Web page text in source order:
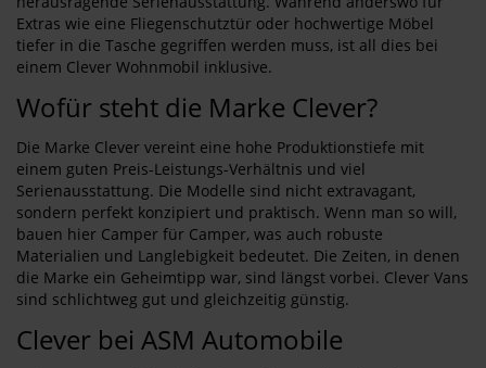
Extras wie eine Fliegenschutztür oder hochwertige Möbel
tiefer in die Tasche gegriffen werden muss, ist all dies bei
einem Clever Wohnmobil inklusive.
Wofür steht die Marke Clever?
Die Marke Clever vereint eine hohe Produktionstiefe mit
einem guten Preis-Leistungs-Verhältnis und viel
Serienausstattung. Die Modelle sind nicht extravagant,
sondern perfekt konzipiert und praktisch. Wenn man so will,
bauen hier Camper für Camper, was auch robuste
Materialien und Langlebigkeit bedeutet. Die Zeiten, in denen
die Marke ein Geheimtipp war, sind längst vorbei. Clever Vans
sind schlichtweg gut und gleichzeitig günstig.
Clever bei ASM Automobile